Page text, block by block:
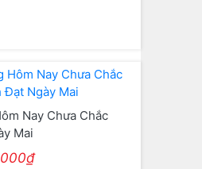
Nay Chưa Chắc
Mai